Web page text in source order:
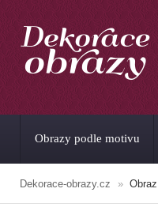
Obrazy podle motivu
Dekorace-obrazy.cz